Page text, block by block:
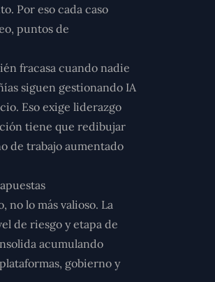
Por eso cada caso
puntos de
fracasa cuando nadie
siguen gestionando IA
Eso exige liderazgo
tiene que redibujar
de trabajo aumentado
lo más valioso. La
de riesgo y etapa de
acumulando
gobierno y